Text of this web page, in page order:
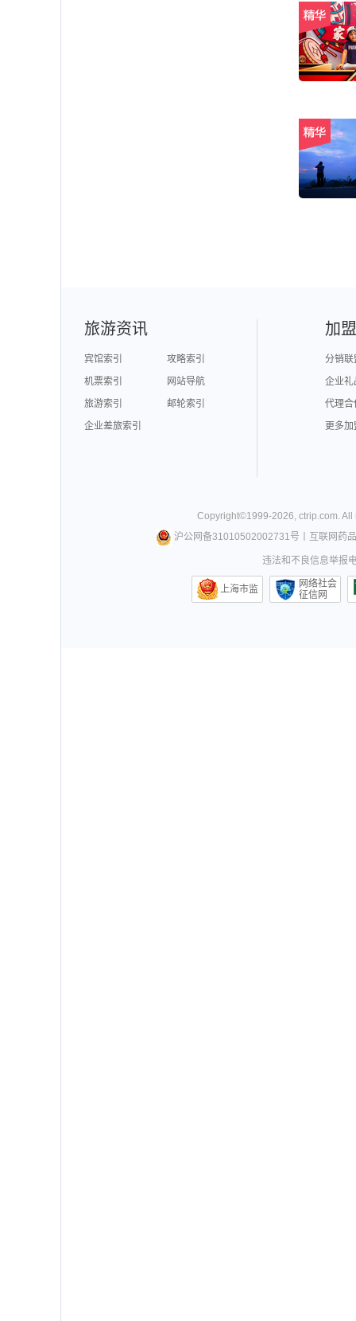
旅游资讯
宾馆索引
攻略索引
机票索引
网站导航
旅游索引
邮轮索引
企业差旅索引
加
分销联
企业礼
代理合
更多
Copyright©1999-2026,ctrip.com.
沪公网备31010502002731号
互联网药
违法和不良信息举报
上海市监
网络社会
征信网